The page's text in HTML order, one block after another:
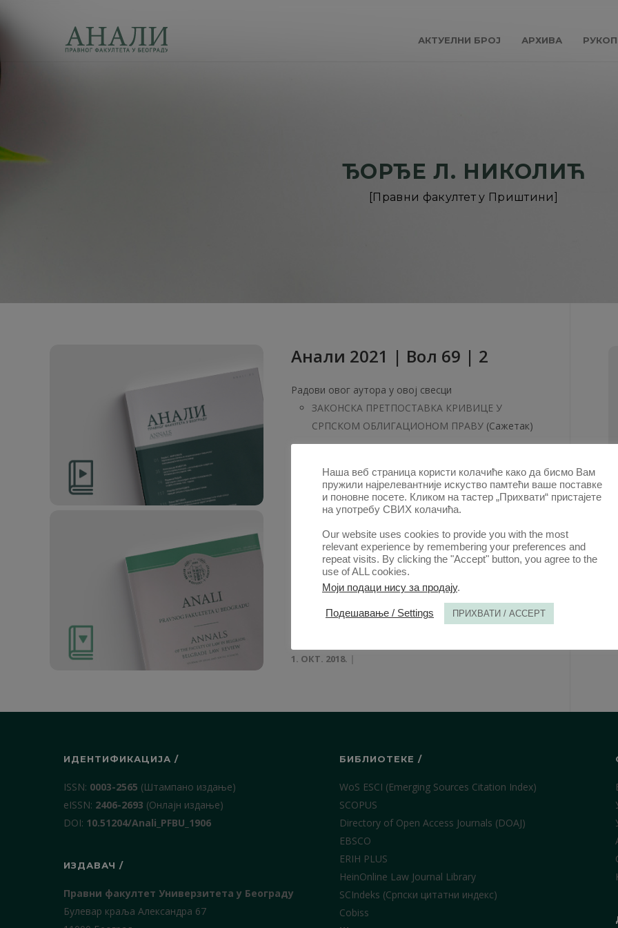
АКТУЕЛНИ БРОЈ АРХИВА
ЂОРЂЕ Л. НИКОЛИЋ
[Правни факултет у Приштини]
Анали 2021 | Вол 69 | 2
Радови овог аутора у овој свесци
ЗАКОНСКА ПРЕТПОСТАВКА КРИВИЦЕ У
СРПСКОМ ОБЛИГАЦИОНОМ ПРАВУ (Сажетак)
Анали 2018 | Вол 66 | 1
Радови овог аутора у овој свесци
ОБЈЕКТИВНА ОДГОВОРНОСТ МЕДИЦИНСКИХ
ПОСЛЕНИКА ЗА ШТЕТУ ОД ОПАСНИХ
МЕДИЦИНСКИХ СРЕДСТАВА – АРГУМЕНТИ PRO
1. ОКТ. 2018.
ИДЕНТИФИКАЦИЈА /
ISSN: 0003-2565 (Штампано издање)
еISSN: 2406-2693 (Онлајн издање)
DOI: 10.51204/Anali_PFBU_1906
ИЗДАВАЧ /
Правни факултет Универзитета у Београду
Булевар краља Александра 67
БИБЛИОТЕКЕ /
WoS ESCI (Emerging Sources Citation Index)
SCOPUS
Directory of Open Access Journals (DOAJ)
EBSCO
ERIH PLUS
HeinOnline Law Journal Library
SCIndeks (Српски цитатни индекс)
Cobiss
Наша веб страница користи колачиће како да бисмо Вам
пружили најрелевантније искуство памтећи ваше поставке
и поновне посете. Кликом на тастер „Прихвати“ пристајете
на употребу СВИХ колачића.
Our website uses cookies to provide you with the most
relevant experience by remembering your preferences and
repeat visits. By clicking the "Accept" button, you agree to the
use of ALL cookies.
Моји подаци нису за продају.
Подешавање / Settings ПРИХВАТИ / ACCEPT